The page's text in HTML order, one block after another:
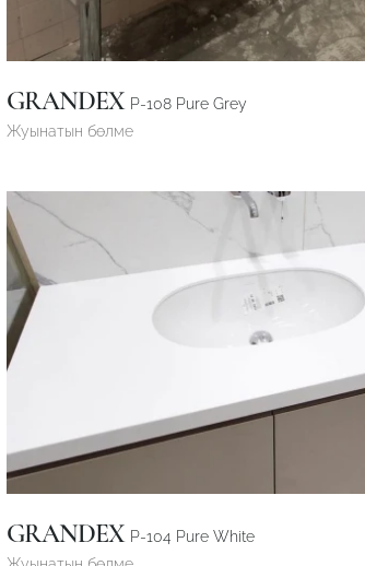
GRANDEX P-108 Pure Grey
Жуынатын бөлме
GRANDEX P-104 Pure White